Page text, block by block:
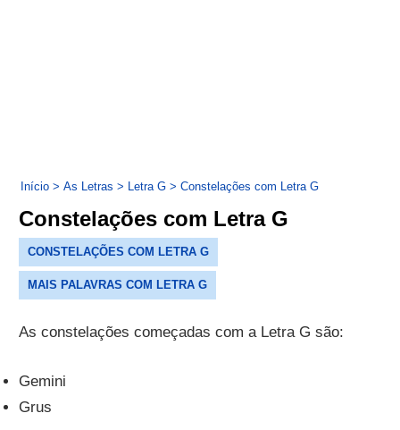
Início > As Letras > Letra G > Constelações com Letra G
Constelações com Letra G
CONSTELAÇÕES COM LETRA G
MAIS PALAVRAS COM LETRA G
As constelações começadas com a Letra G são:
Gemini
Grus